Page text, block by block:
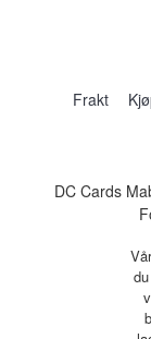
Frakt
DC Cards